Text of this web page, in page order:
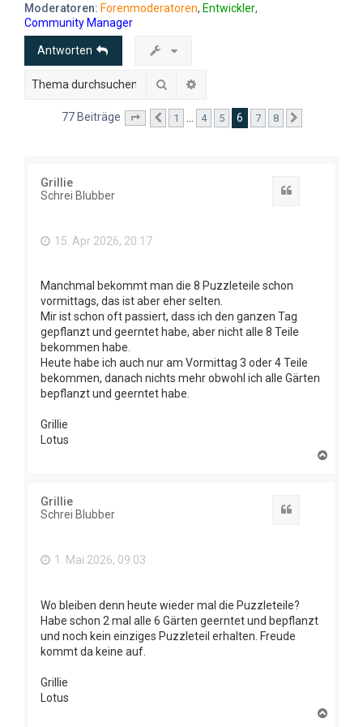
Moderatoren: Forenmoderatoren, Entwickler,
Community Manager
Antworten
Suche
77 Beiträge Seite von
Vorherige
1 4 5 6 7 8
Grillie
Schrei Blubber
15. Apr 2026, 20:17
Manchmal bekommt man die 8 Puzzleteile schon
vormittags, das ist aber eher selten.
Mir ist schon oft passiert, dass ich den ganzen Tag
gepflanzt und geerntet habe, aber nicht alle 8 Teile
bekommen habe.
Heute habe ich auch nur am Vormittag 3 oder 4 Teile
bekommen, danach nichts mehr obwohl ich alle Gärten
bepflanzt und geerntet habe.
Grillie
Lotus
Grillie
Schrei Blubber
1. Mai 2026, 09:03
Wo bleiben denn heute wieder mal die Puzzleteile?
Habe schon 2 mal alle 6 Gärten geerntet und bepflanzt
und noch kein einziges Puzzleteil erhalten. Freude
kommt da keine auf.
Grillie
Lotus